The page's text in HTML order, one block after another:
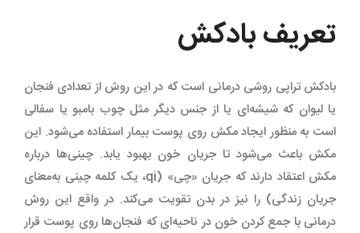
تعریف بادکش
بادکش تراپی روشی درمانی است که در این روش از تعدادی فنجان
یا لیوان که شیشه‌ای یا از جنس دیگر مثل چوب بامبو یا سفالی
است به منظور ایجاد مکش روی پوست بیمار استفاده می‌شود. این
مکش باعث می‌شود تا جریان خون بهبود یابد. چینی‌ها درباره‌
مکش اعتقاد دارند که جریان «چی» (qi، یک کلمه‌ چینی به‌معنای
جریان زندگی) را نیز در بدن تقویت می‌کند. در واقع این روش
درمانی با جمع کردن خون در ناحیه‌ای که فنجان‌ها روی پوست قرار